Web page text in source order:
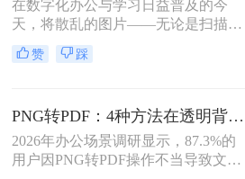
在数字化办公与学习日益普及的今
天，将散乱的图片——无论是扫描的
文档、手机拍摄的笔记，还是珍贵的
照片——整合成一个统一的PDF文
定、易于传输和打印的优点，成为了
文档分发的标准格式。然而，面对网
络上琳琅满目的工具和方法，许多人
赞 踩
PNG转PDF：4种方法在透明背景和色彩保留上的处理差异！
2026年办公场景调研显示，87.3%的
用户因PNG转PDF操作不当导致文件